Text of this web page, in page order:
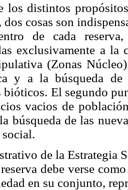
los distintos
dos cosas son
de cada
exclusivamente a
(Zonas
y a la búsqueda de
bióticos. El segundo
vacios de
búsqueda de las
de la Estrategia
debe verse
en su conjunto,